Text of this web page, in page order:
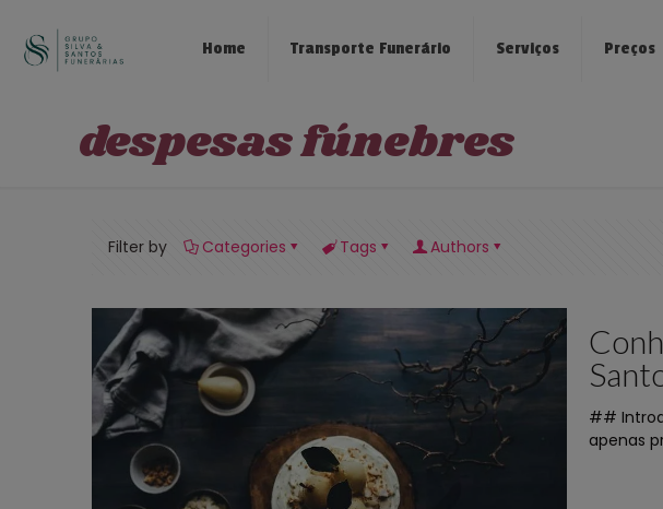
Home Transporte Funerário Serviços Preços
despesas fúnebres
Filter by Categories Tags Authors
##
apenas